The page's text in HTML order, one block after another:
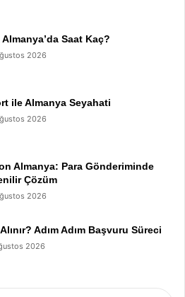
Saat Kaç?
2026
ile Almanya Seyahati
2026
Almanya: Para Gönderiminde
Çözüm
2026
Adım Adım Başvuru Süreci
2026